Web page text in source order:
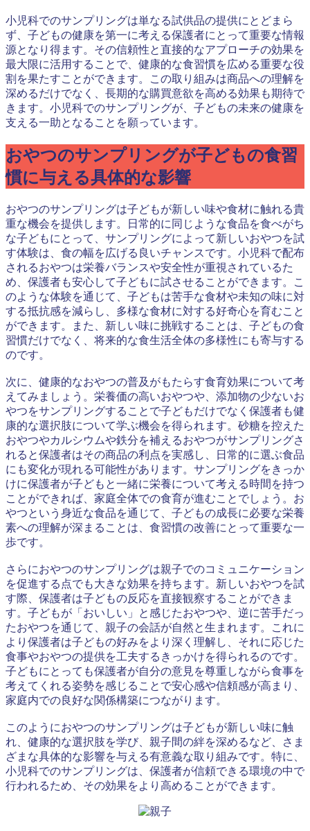
小児科でのサンプリングは単なる試供品の提供にとどまら
ず、子どもの健康を第一に考える保護者にとって重要な情報
源となり得ます。その信頼性と直接的なアプローチの効果を
最大限に活用することで、健康的な食習慣を広める重要な役
割を果たすことができます。この取り組みは商品への理解を
深めるだけでなく、長期的な購買意欲を高める効果も期待で
きます。小児科でのサンプリングが、子どもの未来の健康を
支える一助となることを願っています。
おやつのサンプリングが子どもの食習
慣に与える具体的な影響
おやつのサンプリングは子どもが新しい味や食材に触れる貴
重な機会を提供します。日常的に同じような食品を食べがち
な子どもにとって、サンプリングによって新しいおやつを試
す体験は、食の幅を広げる良いチャンスです。小児科で配布
されるおやつは栄養バランスや安全性が重視されているた
め、保護者も安心して子どもに試させることができます。こ
のような体験を通じて、子どもは苦手な食材や未知の味に対
する抵抗感を減らし、多様な食材に対する好奇心を育むこと
ができます。また、新しい味に挑戦することは、子どもの食
習慣だけでなく、将来的な食生活全体の多様性にも寄与する
のです。
次に、健康的なおやつの普及がもたらす食育効果について考
えてみましょう。栄養価の高いおやつや、添加物の少ないお
やつをサンプリングすることで子どもだけでなく保護者も健
康的な選択肢について学ぶ機会を得られます。砂糖を控えた
おやつやカルシウムや鉄分を補えるおやつがサンプリングさ
れると保護者はその商品の利点を実感し、日常的に選ぶ食品
にも変化が現れる可能性があります。サンプリングをきっか
けに保護者が子どもと一緒に栄養について考える時間を持つ
ことができれば、家庭全体での食育が進むことでしょう。お
やつという身近な食品を通じて、子どもの成長に必要な栄養
素への理解が深まることは、食習慣の改善にとって重要な一
歩です。
さらにおやつのサンプリングは親子でのコミュニケーション
を促進する点でも大きな効果を持ちます。新しいおやつを試
す際、保護者は子どもの反応を直接観察することができま
す。子どもが「おいしい」と感じたおやつや、逆に苦手だっ
たおやつを通じて、親子の会話が自然と生まれます。これに
より保護者は子どもの好みをより深く理解し、それに応じた
食事やおやつの提供を工夫するきっかけを得られるのです。
子どもにとっても保護者が自分の意見を尊重しながら食事を
考えてくれる姿勢を感じることで安心感や信頼感が高まり、
家庭内での良好な関係構築につながります。
このようにおやつのサンプリングは子どもが新しい味に触
れ、健康的な選択肢を学び、親子間の絆を深めるなど、さま
ざまな具体的な影響を与える有意義な取り組みです。特に、
小児科でのサンプリングは、保護者が信頼できる環境の中で
行われるため、その効果をより高めることができます。